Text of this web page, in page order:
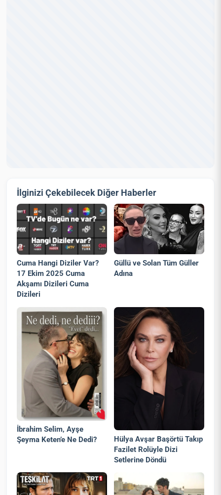
İlginizi Çekebilecek Diğer Haberler
Cuma Hangi Diziler Var?
17 Ekim 2025 Cuma
Akşamı Dizileri Cuma
Dizileri
Güllü ve Solan Tüm Güller
Adına
İbrahim Selim, Ayşe
Şeyma Keten’e Ne Dedi?
Hülya Avşar Başörtü Takıp
Fazilet Rolüyle Dizi
Setlerine Döndü